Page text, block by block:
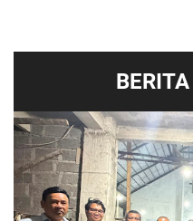
BERITA